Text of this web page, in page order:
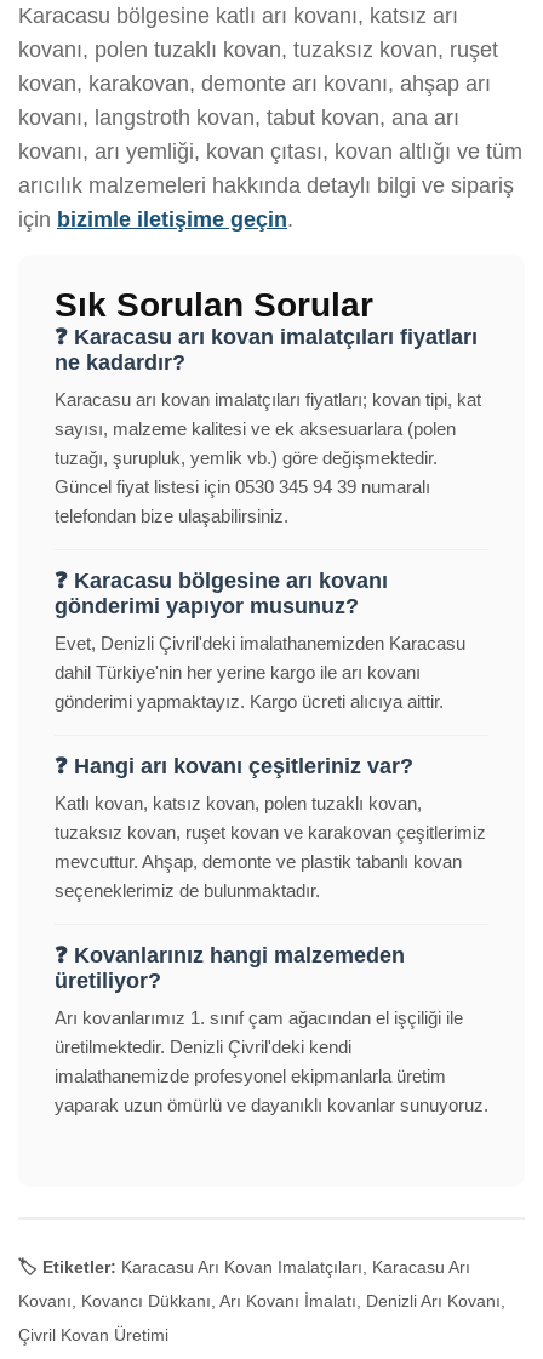
Karacasu bölgesine katlı arı kovanı, katsız arı
kovanı, polen tuzaklı kovan, tuzaksız kovan, ruşet
kovan, karakovan, demonte arı kovanı, ahşap arı
kovanı, langstroth kovan, tabut kovan, ana arı
kovanı, arı yemliği, kovan çıtası, kovan altlığı ve tüm
arıcılık malzemeleri hakkında detaylı bilgi ve sipariş
için bizimle iletişime geçin.
Sık Sorulan Sorular
❓ Karacasu arı kovan imalatçıları fiyatları
ne kadardır?
Karacasu arı kovan imalatçıları fiyatları; kovan tipi, kat
sayısı, malzeme kalitesi ve ek aksesuarlara (polen
tuzağı, şurupluk, yemlik vb.) göre değişmektedir.
Güncel fiyat listesi için 0530 345 94 39 numaralı
telefondan bize ulaşabilirsiniz.
❓ Karacasu bölgesine arı kovanı
gönderimi yapıyor musunuz?
Evet, Denizli Çivril'deki imalathanemizden Karacasu
dahil Türkiye'nin her yerine kargo ile arı kovanı
gönderimi yapmaktayız. Kargo ücreti alıcıya aittir.
❓ Hangi arı kovanı çeşitleriniz var?
Katlı kovan, katsız kovan, polen tuzaklı kovan,
tuzaksız kovan, ruşet kovan ve karakovan çeşitlerimiz
mevcuttur. Ahşap, demonte ve plastik tabanlı kovan
seçeneklerimiz de bulunmaktadır.
❓ Kovanlarınız hangi malzemeden
üretiliyor?
Arı kovanlarımız 1. sınıf çam ağacından el işçiliği ile
üretilmektedir. Denizli Çivril'deki kendi
imalathanemizde profesyonel ekipmanlarla üretim
yaparak uzun ömürlü ve dayanıklı kovanlar sunuyoruz.
🏷️ Etiketler: Karacasu Arı Kovan Imalatçıları, Karacasu Arı
Kovanı, Kovancı Dükkanı, Arı Kovanı İmalatı, Denizli Arı Kovanı,
Çivril Kovan Üretimi